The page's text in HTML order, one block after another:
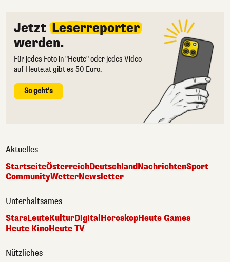
Jetzt Leserreporter
werden.
Für jedes Foto in "Heute" oder jedes Video
auf Heute.at gibt es 50 Euro.
So geht's
Aktuelles
StartseiteÖsterreichDeutschlandNachrichtenSport
CommunityWetterNewsletter
Unterhaltsames
StarsLeuteKulturDigitalHoroskopHeute Games
Heute KinoHeute TV
Nützliches